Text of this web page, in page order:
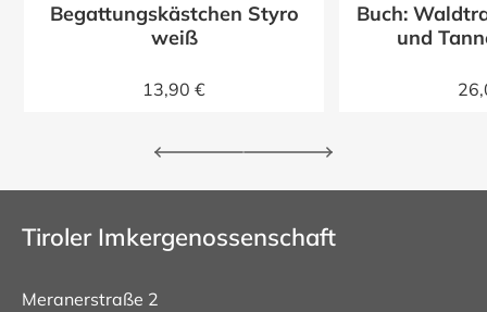
Begattungskästchen Styro
weiß
13,90 €
Buch:
und
Tiroler Imkergenossenschaft
Meranerstraße 2